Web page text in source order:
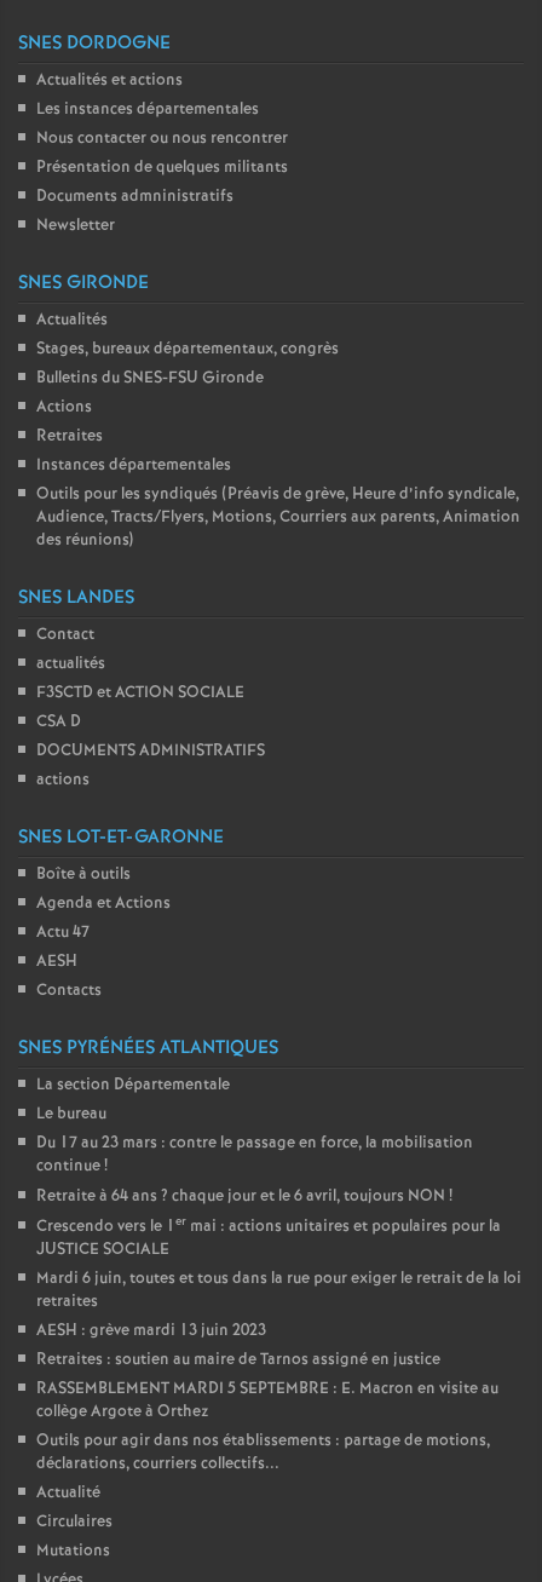
SNES DORDOGNE
Actualités et actions
Les instances départementales
Nous contacter ou nous rencontrer
Présentation de quelques militants
Documents admninistratifs
Newsletter
SNES GIRONDE
Actualités
Stages, bureaux départementaux, congrès
Bulletins du SNES-FSU Gironde
Actions
Retraites
Instances départementales
Outils pour les syndiqués (Préavis de grève, Heure d’info syndicale,
Audience, Tracts/Flyers, Motions, Courriers aux parents, Animation
des réunions)
SNES LANDES
Contact
actualités
F3SCTD et ACTION SOCIALE
CSA D
DOCUMENTS ADMINISTRATIFS
actions
SNES LOT-ET-GARONNE
Boîte à outils
Agenda et Actions
Actu 47
AESH
Contacts
SNES PYRÉNÉES ATLANTIQUES
La section Départementale
Le bureau
Du 17 au 23 mars : contre le passage en force, la mobilisation
continue!
Retraite à 64 ans ? chaque jour et le 6 avril, toujours NON !
Crescendo vers le 1 er mai : actions unitaires et populaires pour la
JUSTICE SOCIALE
Mardi 6 juin, toutes et tous dans la rue pour exiger le retrait de la loi
retraites
AESH : grève mardi 13 juin 2023
Retraites : soutien au maire de Tarnos assigné en justice
RASSEMBLEMENT MARDI 5 SEPTEMBRE : E. Macron en visite au
collège Argote à Orthez
Outils pour agir dans nos établissements : partage de motions,
déclarations, courriers collectifs...
Actualité
Circulaires
Mutations